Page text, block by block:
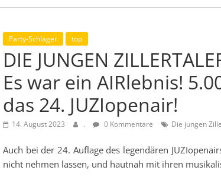
Party-Schlager top
DIE JUNGEN
Es war ein AIRlebnis!
das 24. JUZIopenair!
14. August 2023 . 0 Kommentare Die jungen
Auch bei der 24. Auflage des legendären
nicht nehmen lassen, und hautnah mit ihren